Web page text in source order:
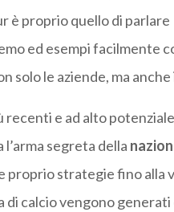
è proprio quello di parlare
ed esempi facilmente
le aziende, ma anche
recenti e ad alto
l’arma segreta della
proprio strategie fino alla
di calcio vengono